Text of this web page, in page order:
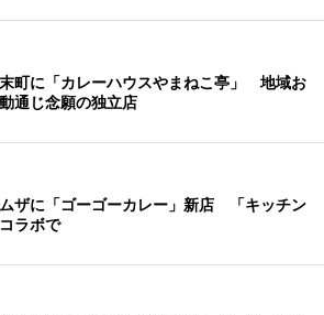
町に「カレーハウスやまねこ亭」 地域お
通じ念願の独立店
ザに「ゴーゴーカレー」新店 「キッチン
ラボで